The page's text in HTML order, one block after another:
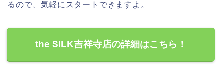
るので、気軽にスタートできますよ。
the SILK吉祥寺店の詳細はこちら！